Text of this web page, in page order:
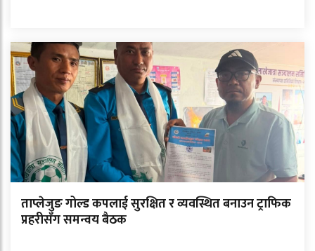
ताप्लेजुङ गोल्ड कपलाई सुरक्षित र व्यवस्थित बनाउन ट्राफिक
प्रहरीसँग समन्वय बैठक